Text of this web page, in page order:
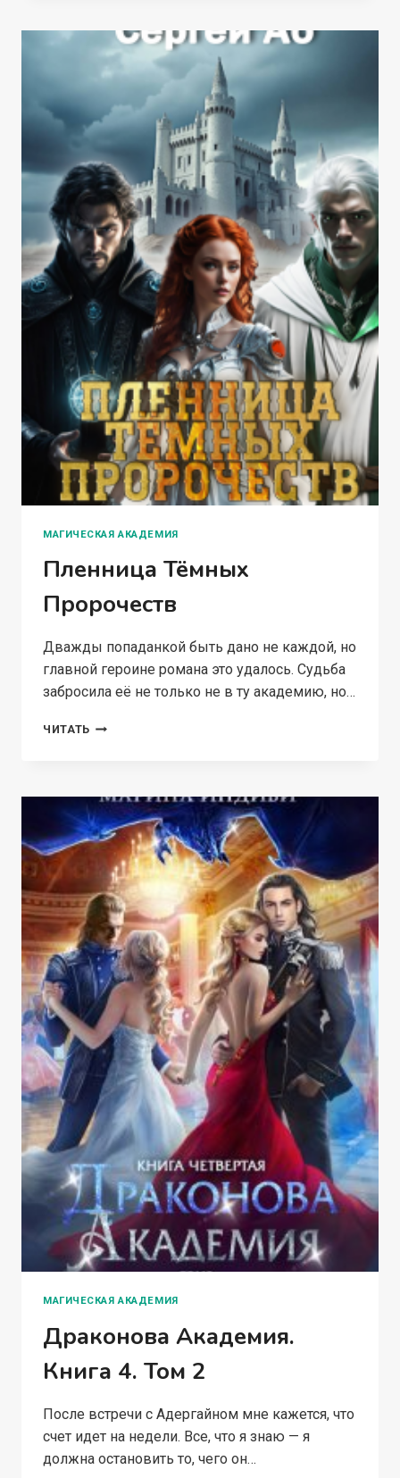
МАГИЧЕСКАЯ АКАДЕМИЯ
Пленница Тёмных
Пророчеств
Дважды попаданкой быть дано не каждой, но
главной героине романа это удалось. Судьба
забросила её не только не в ту академию, но…
ЧИТАТЬ ПЛЕННИЦА
МАГИЧЕСКАЯ АКАДЕМИЯ
Драконова Академия.
Книга 4. Том 2
После встречи с Адергайном мне кажется, что
счет идет на недели. Все, что я знаю — я
должна остановить то, чего он…